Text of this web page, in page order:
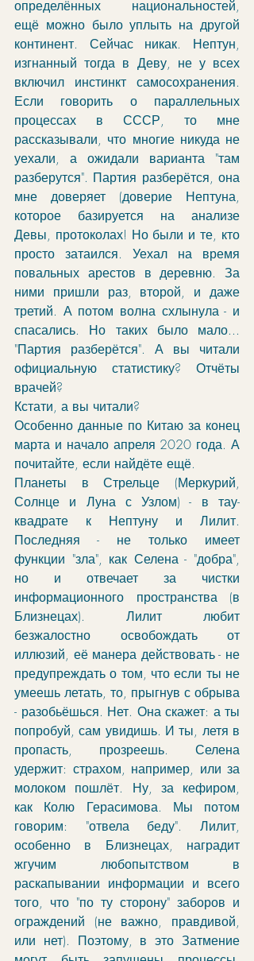
определённых национальностей,
ещё можно было уплыть на другой
континент. Сейчас никак. Нептун,
изгнанный тогда в Деву, не у всех
включил инстинкт самосохранения.
Если говорить о параллельных
процессах в СССР, то мне
рассказывали, что многие никуда не
уехали, а ожидали варианта "там
разберутся". Партия разберётся, она
мне доверяет (доверие Нептуна,
которое базируется на анализе
Девы, протоколах! Но были и те, кто
просто затаился. Уехал на время
повальных арестов в деревню. За
ними пришли раз, второй, и даже
третий. А потом волна схлынула - и
спасались. Но таких было мало...
"Партия разберётся". А вы читали
официальную статистику? Отчёты
врачей?
Кстати, а вы читали?
Особенно данные по Китаю за конец
марта и начало апреля 2020 года. А
почитайте, если найдёте ещё.
Планеты в Стрельце (Меркурий,
Солнце и Луна с Узлом) - в тау-
квадрате к Нептуну и Лилит.
Последняя - не только имеет
функции "зла", как Селена - "добра",
но и отвечает за чистки
информационного пространства (в
Близнецах). Лилит любит
безжалостно освобождать от
иллюзий, её манера действовать - не
предупреждать о том, что если ты не
умеешь летать, то, прыгнув с обрыва
- разобьёшься. Нет. Она скажет: а ты
попробуй, сам увидишь. И ты, летя в
пропасть, прозреешь. Селена
удержит: страхом, например, или за
молоком пошлёт. Ну, за кефиром,
как Колю Герасимова. Мы потом
говорим: "отвела беду". Лилит,
особенно в Близнецах, наградит
жгучим любопытством в
раскапывании информации и всего
того, что "по ту сторону" заборов и
ограждений (не важно, правдивой,
или нет). Поэтому, в это Затмение